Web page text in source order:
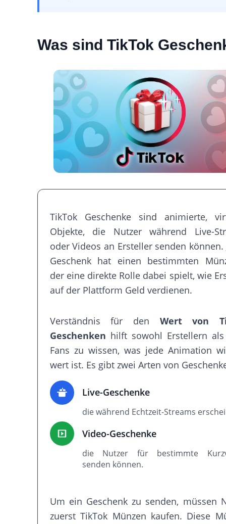
Was sind TikTok
TikTok Geschenke sind animierte,
Objekte, die Nutzer während Live-
oder Videos an Ersteller senden können.
Geschenk hat einen bestimmten
der eine direkte Rolle dabei spielt, wie
auf der Plattform Geld verdienen.
Verständnis für den Wert von
Geschenken hilft sowohl Erstellern
Fans zu wissen, was jede Animation
wert ist. Es gibt zwei Arten von
Live-Geschenke
die während Echtzeit-Streams
Video-Geschenke
die Nutzer für bestimmte
senden können.
Um ein Geschenk zu senden, müssen
zuerst TikTok Münzen kaufen. Diese